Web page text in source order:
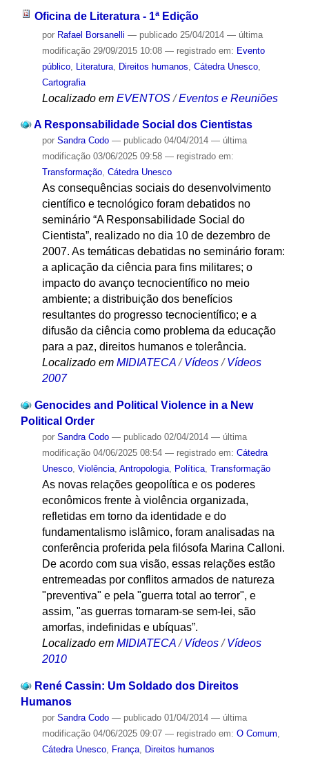
Oficina de Literatura - 1ª Edição
por Rafael Borsanelli — publicado25/04/2014 — última
modificação29/09/2015 10:08 — registrado em: Evento
público, Literatura, Direitos humanos Cátedra Unesco,
Cartografia
Localizado em EVENTOS /Eventos e Reuniões
A Responsabilidade Social dos Cientistas
por Sandra Codo — publicado04/04/2014 — última
modificação03/06/2025 09:58 — registrado em:
Transformação, Cátedra Unesco
As consequências sociais do desenvolvimento
científico e tecnológico foram debatidos no
seminário “A Responsabilidade Social do
Cientista”, realizado no dia 10 de dezembro de
2007. As temáticas debatidas no seminário foram:
a aplicação da ciência para fins militares; o
impacto do avanço tecnocientífico no meio
ambiente; a distribuição dos benefícios
resultantes do progresso tecnocientífico; e a
difusão da ciência como problema da educação
para a paz, direitos humanos e tolerância.
Localizado em MIDIATECA /Vídeos /Vídeos
2007
Genocides and Political Violence in a New
Political Order
por Sandra Codo — publicado02/04/2014 — última
modificação04/06/2025 08:54 — registrado em: Cátedra
Unesco, Violência, Antropologia, Política, Transformação
As novas relações geopolítica e os poderes
econômicos frente à violência organizada,
refletidas em torno da identidade e do
fundamentalismo islâmico, foram analisadas na
conferência proferida pela filósofa Marina Calloni.
De acordo com sua visão, essas relações estão
entremeadas por conflitos armados de natureza
"preventiva" e pela "guerra total ao terror", e
assim, "as guerras tornaram-se sem-lei, são
amorfas, indefinidas e ubíquas”.
Localizado em MIDIATECA /Vídeos /Vídeos
2010
René Cassin: Um Soldado dos Direitos
Humanos
por Sandra Codo — publicado01/04/2014 — última
modificação04/06/2025 09:07 — registrado em: O Comum
Cátedra Unesco, França, Direitos humanos